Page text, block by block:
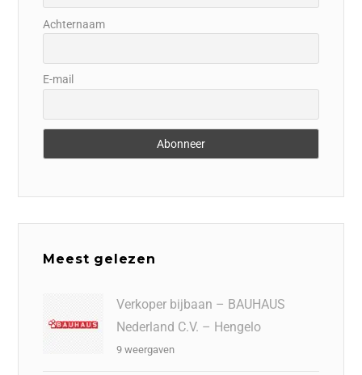
Achternaam
E-mail
Meest gelezen
Verkoper bijbaan – BAUHAUS
Nederland C.V. – Hengelo
9 weergaven